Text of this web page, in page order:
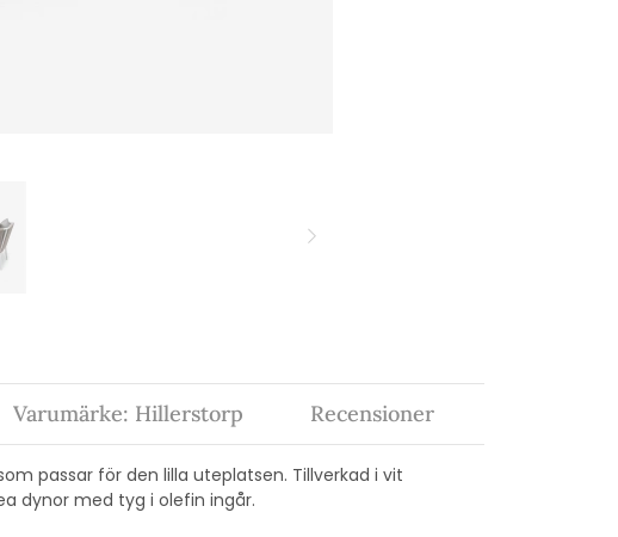
passar för den lilla uteplatsen. Tillverkad i vit
dynor med tyg i olefin ingår.
Varumärke: Hillerstorp Recensioner